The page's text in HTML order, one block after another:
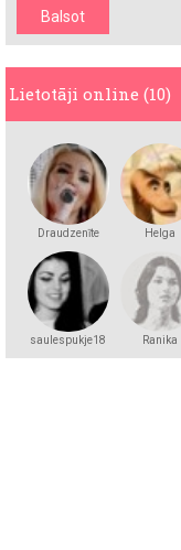
Lietotāji online (10)
Draudzenīte
Helga
saulespukje18 Ranika